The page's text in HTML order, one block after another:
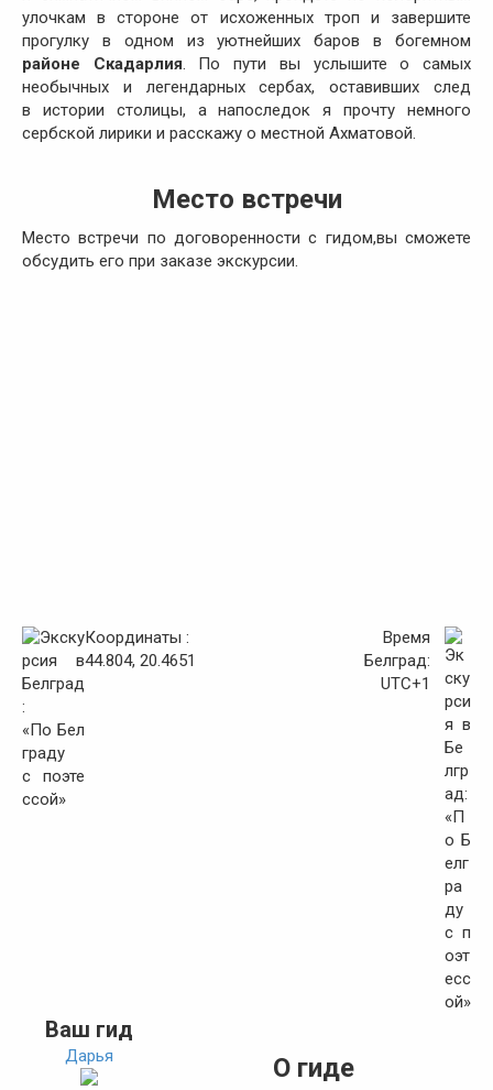
улочкам в стороне от исхоженных троп и завершите
прогулку в одном из уютнейших баров в богемном
районе Скадарлия. По пути вы услышите о самых
необычных и легендарных сербах, оставивших след
в истории столицы, а напоследок я прочту немного
сербской лирики и расскажу о местной Ахматовой.
Место встречи
Место встречи по договоренности с гидом,вы сможете
обсудить его при заказе экскурсии.
Координаты :
44.804, 20.4651
Время
Белград:
UTC+1
Ваш гид
Дарья О гиде